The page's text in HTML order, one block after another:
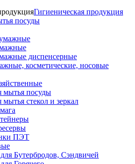
Гигиеническая продукция
посуды
диспенсерные
косметические, носовые
мытья посуды
мытья стекол и зеркал
ПЭТ
Бутербродов, Сэндвичей